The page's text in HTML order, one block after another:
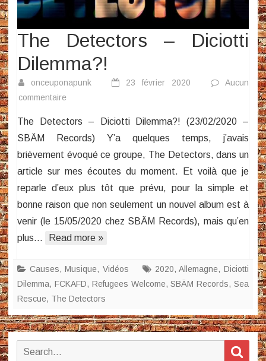
The Detectors – Diciotti
Dilemma?!
onceuponapunk 23 février 2020
Aucun
commentaire
Detectors
–
Diciotti
Dilemma?!
The Detectors – Diciotti Dilemma?! (23/02/2020 –
SBÄM Records) Y’a quelques temps, j’avais
brièvement évoqué ce groupe, The Detectors, dans un
article sur mes écoutes du moment. Et voilà que je
reparle d’eux plus tôt que prévu, pour la simple et
bonne raison que non seulement un nouvel album est à
venir (le 15/05/2020 chez SBÄM Records), mais qu’en
plus…
Read more »
Causes,Musique,Vidéos 2020,Allemagne,Diciotti
Dilemma, FCKAFD, Refugees Welcome,SBÄM Records,Sea
Rescue, The Detectors
Search